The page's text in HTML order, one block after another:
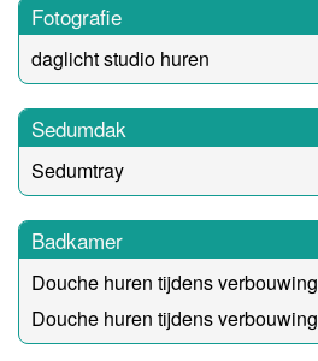
Fotografie
daglicht studio huren
Sedumdak
Sedumtray
Badkamer
Douche huren tijdens verbouwing
Douche huren tijdens verbouwing